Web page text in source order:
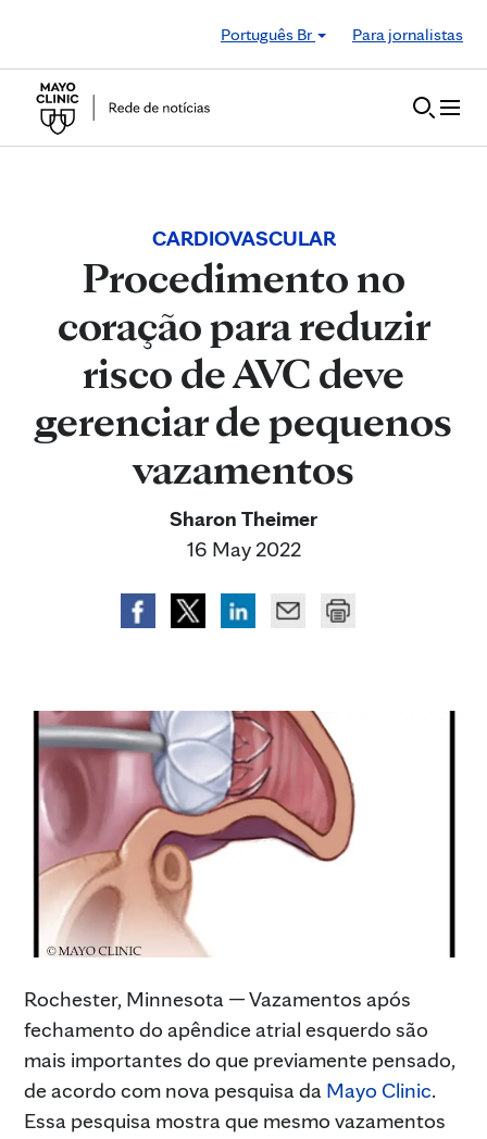
Português Br
Para jornalistas
CARDIOVASCULAR
Procedimento no
coração para reduzir
risco de AVC deve
gerenciar de pequenos
vazamentos
Sharon Theimer
16 May 2022
Rochester, Minnesota — Vazamentos após
fechamento do apêndice atrial esquerdo são
mais importantes do que previamente pensado,
de acordo com nova pesquisa da Mayo Clinic.
Essa pesquisa mostra que mesmo vazamentos